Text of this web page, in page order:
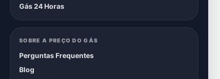
Gás 24 Horas
SOBRE A PREÇO DO GÁS
Perguntas Frequentes
Blog